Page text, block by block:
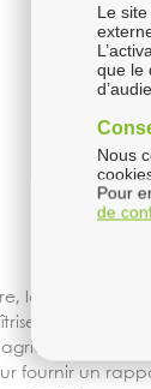
les étudiants
mieux
ONG
fournir un
Le
que le
Nous
Pour
de